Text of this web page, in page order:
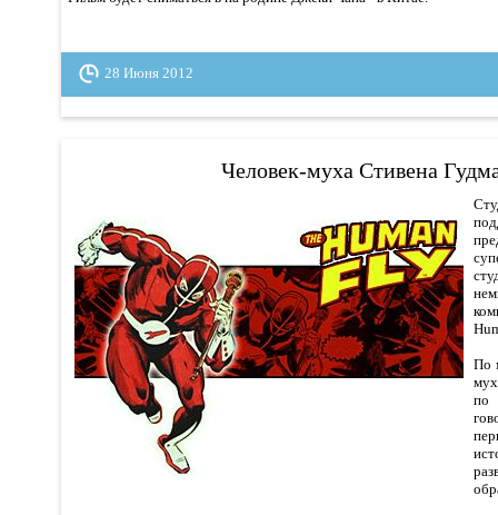
28 Июня 2012
Человек-муха Стивена
По
по